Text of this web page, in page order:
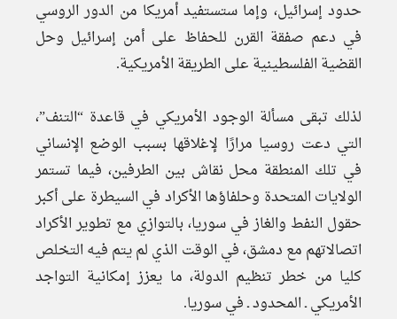
حدود إسرائيل، وإما ستستفيد أمريكا من الدور الروسي
في دعم صفقة القرن للحفاظ على أمن إسرائيل وحل
القضية الفلسطينية على الطريقة الأمريكية.
لذلك تبقى مسألة الوجود الأمريكي في قاعدة “التنف”،
التي دعت روسيا مرارًا لإغلاقها بسبب الوضع الإنساني
في تلك المنطقة محل نقاش بين الطرفين، فيما تستمر
الولايات المتحدة وحلفاؤها الأكراد في السيطرة على أكبر
حقول النفط والغاز في سوريا، بالتوازي مع تطوير الأكراد
اتصالاتهم مع دمشق، في الوقت الذي لم يتم فيه التخلص
كليا من خطر تنظيم الدولة، ما يعزز إمكانية التواجد
الأمريكي ـ المحدود ـ في سوريا.